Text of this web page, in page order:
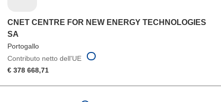
CNET CENTRE FOR NEW ENERGY TECHNOLOGIES
SA
Portogallo
Contributo netto dell'UE
€ 378 668,71